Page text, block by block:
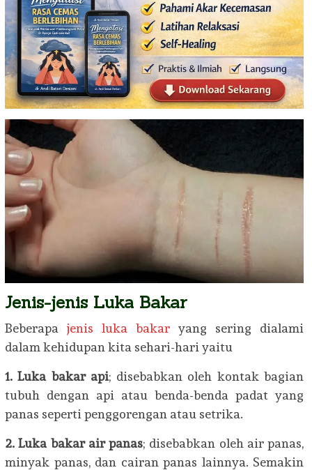
Jenis-jenis Luka Bakar
Beberapa jenis luka bakar yang sering dialami
dalam kehidupan kita sehari-hari yaitu
1. Luka bakar api; disebabkan oleh kontak bagian
tubuh dengan api atau benda-benda padat yang
panas seperti penggorengan atau setrika.
2. Luka bakar air panas; disebabkan oleh air panas,
minyak panas, dan cairan panas lainnya. Semakin